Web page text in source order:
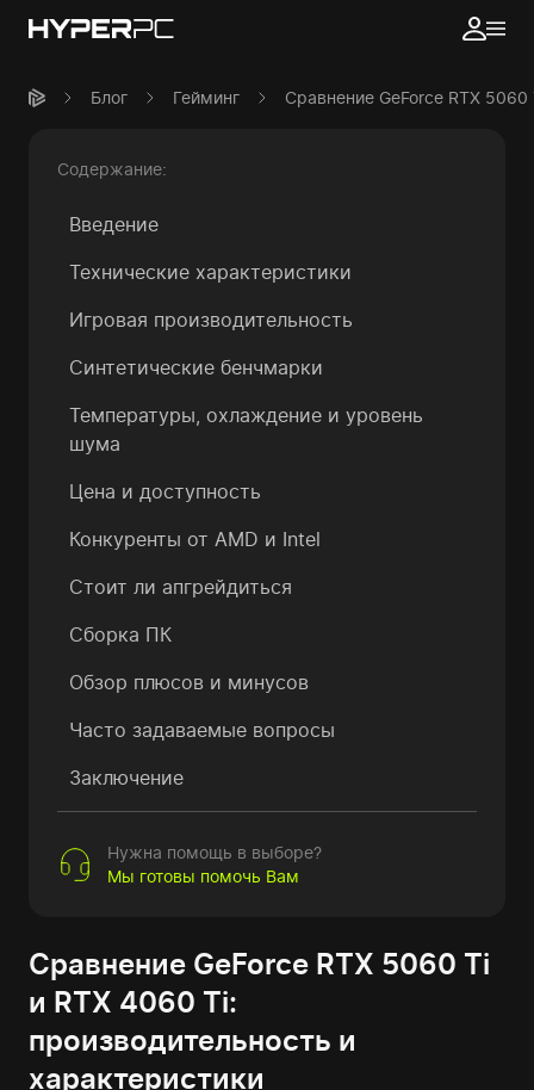
Блог Гейминг Сравнение GeForce RTX
Содержание:
Введение
Технические характеристики
Игровая производительность
Синтетические бенчмарки
Температуры, охлаждение и уровень
шума
Цена и доступность
Конкуренты от AMD и Intel
Стоит ли апгрейдиться
Сборка ПК
Обзор плюсов и минусов
Часто задаваемые вопросы
Заключение
Нужна помощь в выборе?
Мы готовы помочь Вам
Сравнение GeForce RTX 5060 Ti
и RTX 4060 Ti:
производительность и
характеристики